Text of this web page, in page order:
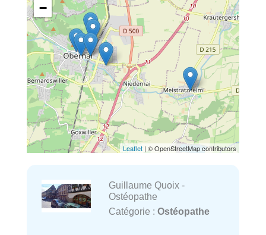
−
Leaflet | © OpenStreetMap contributors
Guillaume Quoix -
Ostéopathe
Catégorie : Ostéopathe